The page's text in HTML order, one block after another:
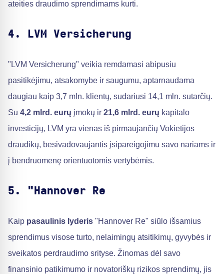
ateities draudimo sprendimams kurti.
4. LVM Versicherung
"LVM Versicherung" veikia remdamasi abipusiu
pasitikėjimu, atsakomybe ir saugumu, aptarnaudama
daugiau kaip 3,7 mln. klientų, sudariusi 14,1 mln. sutarčių.
Su 4,2 mlrd. eurų įmokų ir 21,6 mlrd. eurų kapitalo
investicijų, LVM yra vienas iš pirmaujančių Vokietijos
draudikų, besivadovaujantis įsipareigojimu savo nariams ir
į bendruomenę orientuotomis vertybėmis.
5. "Hannover Re
Kaip pasaulinis lyderis "Hannover Re" siūlo išsamius
sprendimus visose turto, nelaimingų atsitikimų, gyvybės ir
sveikatos perdraudimo srityse. Žinomas dėl savo
finansinio patikimumo ir novatoriškų rizikos sprendimų, jis